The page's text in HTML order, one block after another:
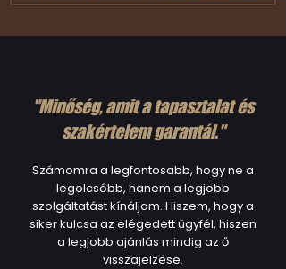
"Minőség, amit a tapasztalat és
szakértelem garantál."
Számomra a legfontosabb, hogy ne a
legolcsóbb, hanem a legjobb
szolgáltatást kínáljam. Hiszem, hogy a
siker kulcsa az elégedett ügyfél, hiszen
a legjobb ajánlás mindig az ő
visszajelzése.